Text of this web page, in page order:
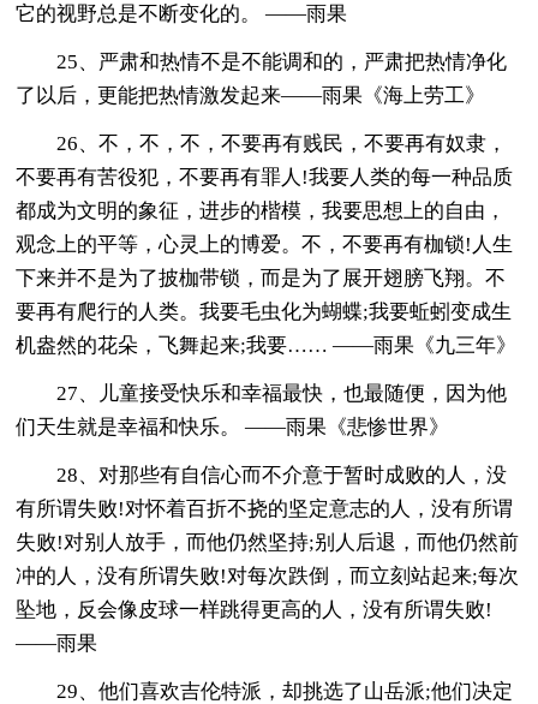
它的视野总是不断变化的。 ——雨果
25、严肃和热情不是不能调和的，严肃把热情净化
了以后，更能把热情激发起来——雨果《海上劳工》
26、不，不，不，不要再有贱民，不要再有奴隶，
不要再有苦役犯，不要再有罪人!我要人类的每一种品质
都成为文明的象征，进步的楷模，我要思想上的自由，
观念上的平等，心灵上的博爱。不，不要再有枷锁!人生
下来并不是为了披枷带锁，而是为了展开翅膀飞翔。不
要再有爬行的人类。我要毛虫化为蝴蝶;我要蚯蚓变成生
机盎然的花朵，飞舞起来;我要…… ——雨果《九三年》
27、儿童接受快乐和幸福最快，也最随便，因为他
们天生就是幸福和快乐。 ——雨果《悲惨世界》
28、对那些有自信心而不介意于暂时成败的人，没
有所谓失败!对怀着百折不挠的坚定意志的人，没有所谓
失败!对别人放手，而他仍然坚持;别人后退，而他仍然前
冲的人，没有所谓失败!对每次跌倒，而立刻站起来;每次
坠地，反会像皮球一样跳得更高的人，没有所谓失败!
——雨果
29、他们喜欢吉伦特派，却挑选了山岳派;他们决定